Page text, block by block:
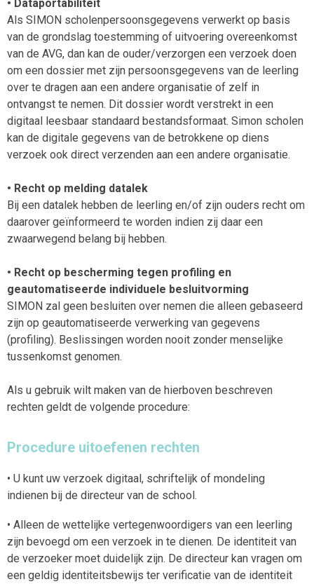
• Dataportabiliteit
Als SIMON scholenpersoonsgegevens verwerkt op basis
van de grondslag toestemming of uitvoering overeenkomst
van de AVG, dan kan de ouder/verzorgen een verzoek doen
om een dossier met zijn persoonsgegevens van de leerling
over te dragen aan een andere organisatie of zelf in
ontvangst te nemen. Dit dossier wordt verstrekt in een
digitaal leesbaar standaard bestandsformaat. Simon scholen
kan de digitale gegevens van de betrokkene op diens
verzoek ook direct verzenden aan een andere organisatie.
• Recht op melding datalek
Bij een datalek hebben de leerling en/of zijn ouders recht om
daarover geïnformeerd te worden indien zij daar een
zwaarwegend belang bij hebben.
• Recht op bescherming tegen profiling en
geautomatiseerde individuele besluitvorming
SIMON zal geen besluiten over nemen die alleen gebaseerd
zijn op geautomatiseerde verwerking van gegevens
(profiling). Beslissingen worden nooit zonder menselijke
tussenkomst genomen.
Als u gebruik wilt maken van de hierboven beschreven
rechten geldt de volgende procedure:
Procedure uitoefenen rechten
• U kunt uw verzoek digitaal, schriftelijk of mondeling
indienen bij de directeur van de school.
• Alleen de wettelijke vertegenwoordigers van een leerling
zijn bevoegd om een verzoek in te dienen. De identiteit van
de verzoeker moet duidelijk zijn. De directeur kan vragen om
een geldig identiteitsbewijs ter verificatie van de identiteit